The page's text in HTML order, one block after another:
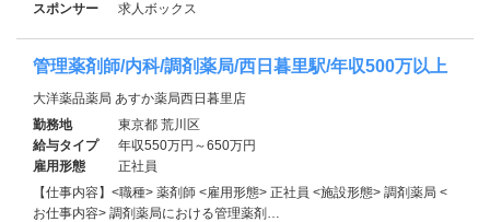
スポンサー
求人ボックス
管理薬剤師/内科/調剤薬局/西日暮里駅/年収500万以上
大洋薬品薬局 あすか薬局西日暮里店
勤務地
東京都 荒川区
給与タイプ
年収550万円～650万円
雇用形態
正社員
【仕事内容】<職種> 薬剤師 <雇用形態> 正社員 <施設形態> 調剤薬局 <
お仕事内容> 調剤薬局における管理薬剤…